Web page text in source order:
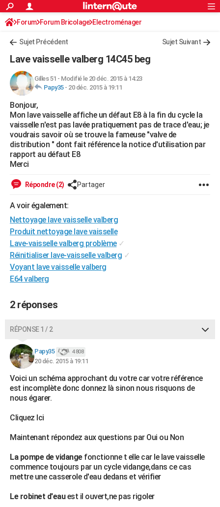
ACTUALITÉS
Politique
Société
Faits Divers
Education
Monde
Villes
+
FINANCE
Retraite
Impôts
Epargne
Immobilier
Risques naturels par ville
Banque
Assurance
Crédit
AUTO
Essais
Réserver un essai
Citadines
Berlines
SUV
Forum auto
+HIGH-TECH
Mobiles
Meilleur smartphone
Internet
Ordinateurs
Jeux vidéo
Guide high-tech
+
BRICOLAGE
Forum
Aménagement intérieur
Extérieur
Cuisine
Salle de bains
Jardinage
Rangement
WEEK-END
Art de vivre
Bien-être
Loisirs
Mode
Modes de vie
Alimentation
Guide de la santé
Maladies
Médicaments
Sommeil
Destinations
City break
Voyage nature
Voyage de noces
Forum
Climat
+PHOTO
GUIDES D'ACHAT
BONS PLANS
Carte de Noël
Carte Bonne année
Carte Saint-Valentin
Carte Pâques
Carte d'anniversaire
DICTIONNAIRE
Dictionnaire
Biographies
Citations
Expressions
Proverbes
PROGRAMME TV
COPAINS D'AVANT
S'inscrire
Se connecter
Lycées
Collèges
Primaires
Universités
Entreprises
Service militaire
Avis de recherche
FORUM
S'inscrire
Connexion
Forum Forum Bricolage Electroménager
Sujet Précédent Sujet Suivant
Lave vaisselle valberg 14C45 beg
Gilles 51 - Modifié le 20 déc. 2015 à 14:23
Papy35- 20 déc. 2015 à 19:11
Bonjour,
Mon lave vaisselle affiche un défaut E8 à la fin du cycle la
vaisselle n'est pas lavée pratiquement pas de trace d'eau; je
voudrais savoir où se trouve la fameuse "valve de
distribution " dont fait référence la notice d'utilisation par
rapport au défaut E8
Merci
Répondre (2) Partager
A voir également:
Nettoyage lave vaisselle valberg
Produit nettoyage lave vaisselle
Lave-vaisselle valberg problème ✓
Réinitialiser lave-vaisselle valberg ✓
Voyant lave vaisselle valberg
E64 valberg
2 réponses
RÉPONSE 1 / 2
Papy35 4 808
20 déc. 2015 à 19:11
Voici un schéma approchant du votre car votre référence
est incomplète donc donnez là sinon nous risquons de
nous égarer.
Cliquez Ici
Maintenant répondez aux questions par Oui ou Non
La pompe de vidange fonctionne t elle car le lave vaisselle
commence toujours par un cycle vidange,dans ce cas
mettre une casserole d'eau dedans et vérifier
Le robinet d'eauest il ouvert,ne pas rigoler